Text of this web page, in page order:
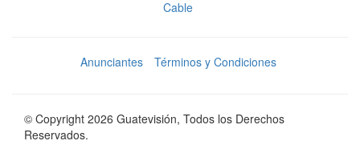
Cable
Anunciantes Términos y Condiciones
© Copyright 2026 Guatevisión, Todos los Derechos
Reservados.